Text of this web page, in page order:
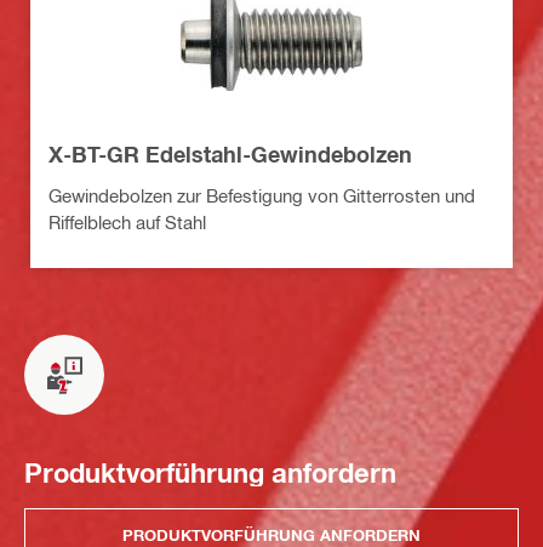
X-BT-GR Edelstahl-Gewindebolzen
Gewindebolzen zur Befestigung von Gitterrosten und
Riffelblech auf Stahl
Produktvorführung anfordern
PRODUKTVORFÜHRUNG ANFORDERN